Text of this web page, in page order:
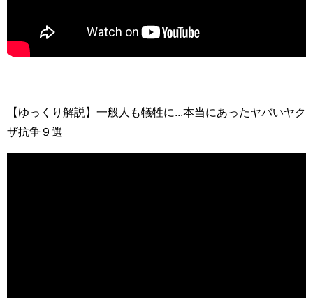
【ゆっくり解説】一般人も犠牲に...本当にあったヤバいヤク
ザ抗争９選